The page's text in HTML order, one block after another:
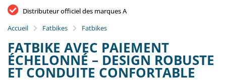
Distributeur officiel des marques A
Accueil
Fatbikes Fatbikes
FATBIKE AVEC PAIEMENT
ÉCHELONNÉ – DESIGN ROBUSTE
ET CONDUITE CONFORTABLE